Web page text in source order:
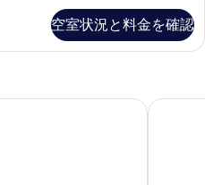
空室状況と料金を確認
YuYu